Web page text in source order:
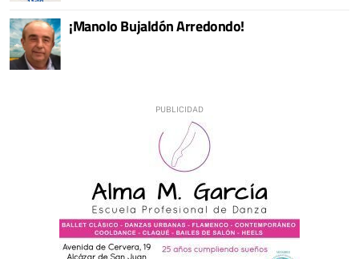
¡Manolo Bujaldón Arredondo!